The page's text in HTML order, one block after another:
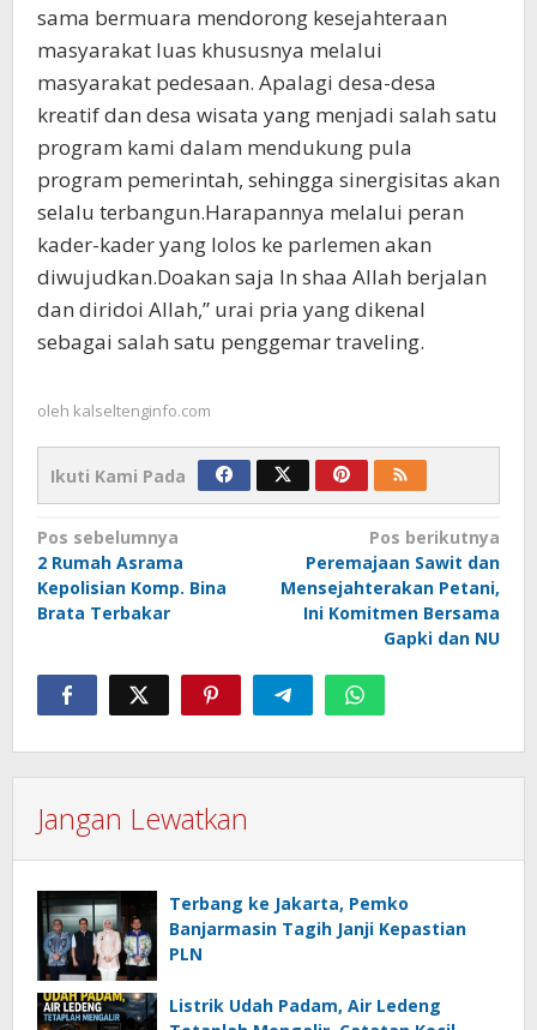
sama bermuara mendorong kesejahteraan
masyarakat luas khususnya melalui
masyarakat pedesaan. Apalagi desa-desa
kreatif dan desa wisata yang menjadi salah satu
program kami dalam mendukung pula
program pemerintah, sehingga sinergisitas akan
selalu terbangun.Harapannya melalui peran
kader-kader yang lolos ke parlemen akan
diwujudkan.Doakan saja In shaa Allah berjalan
dan diridoi Allah,” urai pria yang dikenal
sebagai salah satu penggemar traveling.
oleh kalseltenginfo.com
Ikuti Kami Pada
Navigasi
pos
Pos sebelumnya
2 Rumah Asrama
Kepolisian Komp. Bina
Brata Terbakar
Pos berikutnya
Peremajaan Sawit dan
Mensejahterakan Petani,
Ini Komitmen Bersama
Gapki dan NU
Jangan Lewatkan
Terbang ke Jakarta, Pemko
Banjarmasin Tagih Janji Kepastian
PLN
Listrik Udah Padam, Air Ledeng